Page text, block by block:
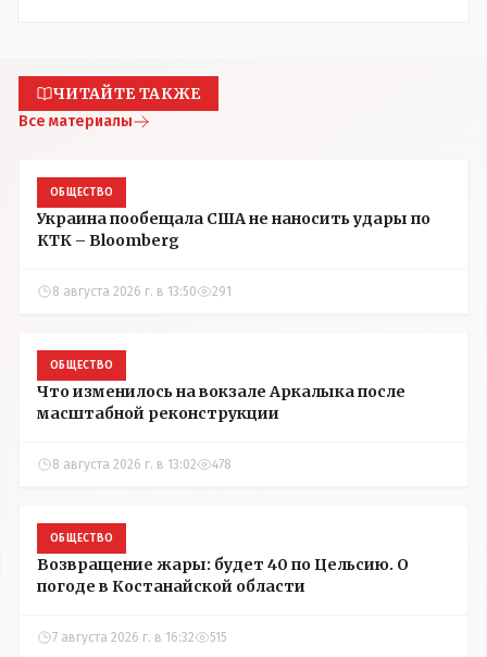
ЧИТАЙТЕ ТАКЖЕ
Все материалы
ОБЩЕСТВО
Украина пообещала США не наносить удары по
КТК – Bloomberg
8 августа 2026 г. в 13:50 291
ОБЩЕСТВО
Что изменилось на вокзале Аркалыка после
масштабной реконструкции
8 августа 2026 г. в 13:02 478
ОБЩЕСТВО
Возвращение жары: будет 40 по Цельсию. О
погоде в Костанайской области
7 августа 2026 г. в 16:32 515